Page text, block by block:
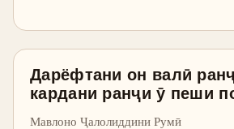
Дарёфтани он валӣ
кардани ранҷи ӯ пеши
Мавлоно Ҷалолиддини Румӣ